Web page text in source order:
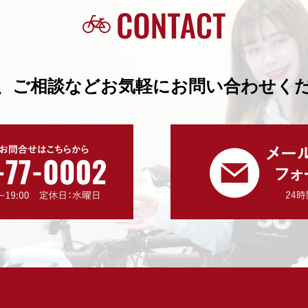
ご相談などお気軽にお問い合わせく